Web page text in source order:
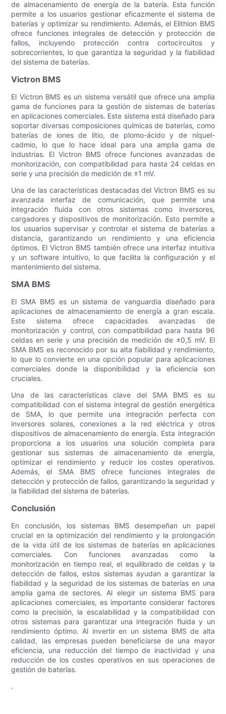
de almacenamiento de energía de la batería. Esta función
permite a los usuarios gestionar eficazmente el sistema de
baterías y optimizar su rendimiento. Además, el Elithion BMS
ofrece funciones integrales de detección y protección de
fallos, incluyendo protección contra cortocircuitos y
sobrecorrientes, lo que garantiza la seguridad y la fiabilidad
del sistema de baterías.
Victron BMS
El Victron BMS es un sistema versátil que ofrece una amplia
gama de funciones para la gestión de sistemas de baterías
en aplicaciones comerciales. Este sistema está diseñado para
soportar diversas composiciones químicas de baterías, como
baterías de iones de litio, de plomo-ácido y de níquel-
cadmio, lo que lo hace ideal para una amplia gama de
industrias. El Victron BMS ofrece funciones avanzadas de
monitorización, con compatibilidad para hasta 24 celdas en
serie y una precisión de medición de ±1 mV.
Una de las características destacadas del Victron BMS es su
avanzada interfaz de comunicación, que permite una
integración fluida con otros sistemas como inversores,
cargadores y dispositivos de monitorización. Esto permite a
los usuarios supervisar y controlar el sistema de baterías a
distancia, garantizando un rendimiento y una eficiencia
óptimos. El Victron BMS también ofrece una interfaz intuitiva
y un software intuitivo, lo que facilita la configuración y el
mantenimiento del sistema.
SMA BMS
El SMA BMS es un sistema de vanguardia diseñado para
aplicaciones de almacenamiento de energía a gran escala.
Este sistema ofrece capacidades avanzadas de
monitorización y control, con compatibilidad para hasta 96
celdas en serie y una precisión de medición de ±0,5 mV. El
SMA BMS es reconocido por su alta fiabilidad y rendimiento,
lo que lo convierte en una opción popular para aplicaciones
comerciales donde la disponibilidad y la eficiencia son
cruciales.
Una de las características clave del SMA BMS es su
compatibilidad con el sistema integral de gestión energética
de SMA, lo que permite una integración perfecta con
inversores solares, conexiones a la red eléctrica y otros
dispositivos de almacenamiento de energía. Esta integración
proporciona a los usuarios una solución completa para
gestionar sus sistemas de almacenamiento de energía,
optimizar el rendimiento y reducir los costes operativos.
Además, el SMA BMS ofrece funciones integrales de
detección y protección de fallos, garantizando la seguridad y
la fiabilidad del sistema de baterías.
Conclusión
En conclusión, los sistemas BMS desempeñan un papel
crucial en la optimización del rendimiento y la prolongación
de la vida útil de los sistemas de baterías en aplicaciones
comerciales. Con funciones avanzadas como la
monitorización en tiempo real, el equilibrado de celdas y la
detección de fallos, estos sistemas ayudan a garantizar la
fiabilidad y la seguridad de los sistemas de baterías en una
amplia gama de sectores. Al elegir un sistema BMS para
aplicaciones comerciales, es importante considerar factores
como la precisión, la escalabilidad y la compatibilidad con
otros sistemas para garantizar una integración fluida y un
rendimiento óptimo. Al invertir en un sistema BMS de alta
calidad, las empresas pueden beneficiarse de una mayor
eficiencia, una reducción del tiempo de inactividad y una
reducción de los costes operativos en sus operaciones de
gestión de baterías.
.